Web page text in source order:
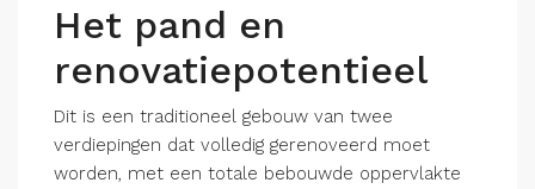
Het pand en
renovatiepotentieel
Dit is een traditioneel gebouw van twee
verdiepingen dat volledig gerenoveerd moet
worden, met een totale bebouwde oppervlakte